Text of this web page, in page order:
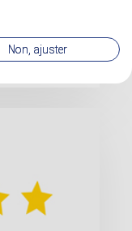
Non, ajuster